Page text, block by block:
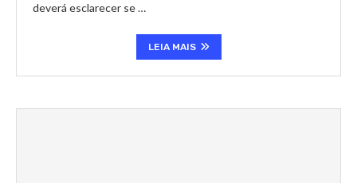
deverá esclarecer se …
LEIA MAIS